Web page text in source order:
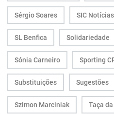
Sérgio Soares SIC Notícias
SL Benfica Solidariedade
Sónia Carneiro Sporting
Substituições Sugestões
Szimon Marciniak Taça